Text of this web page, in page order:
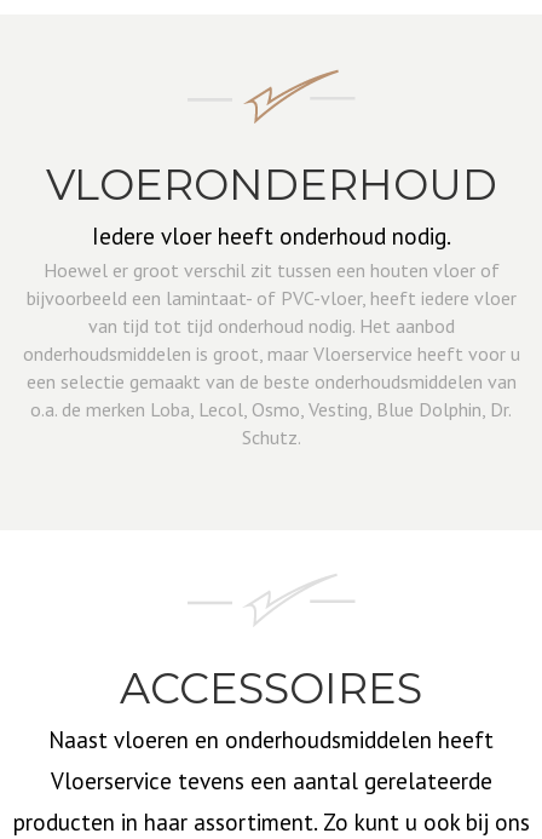
VLOERONDERHOUD
Iedere vloer heeft onderhoud nodig.
Hoewel er groot verschil zit tussen een houten vloer of
bijvoorbeeld een lamintaat- of PVC-vloer, heeft iedere vloer
van tijd tot tijd onderhoud nodig. Het aanbod
onderhoudsmiddelen is groot, maar Vloerservice heeft voor u
een selectie gemaakt van de beste onderhoudsmiddelen van
o.a. de merken Loba, Lecol, Osmo, Vesting, Blue Dolphin, Dr.
Schutz.
ACCESSOIRES
Naast vloeren en onderhoudsmiddelen heeft
Vloerservice tevens een aantal gerelateerde
producten in haar assortiment. Zo kunt u ook bij ons